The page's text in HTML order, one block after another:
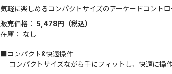
気軽に楽しめるコンパクトサイズのアーケードコントロ
販売価格： 5,478円 （税込）
在庫：
なし
■コンパクト&快適操作
コンパクトサイズながら手にフィットし、快適に操作